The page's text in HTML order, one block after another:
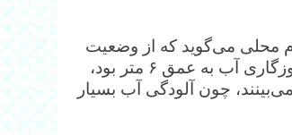
محلی می‌گوید که از وضعیت
تالاب گزارش می‌دهند: «ملوانانی که آنجا بودند از خاطراتی می‌گفتند که روزگاری آب به عمق ۶ متر بود،
چون آلودگی آب بسیار